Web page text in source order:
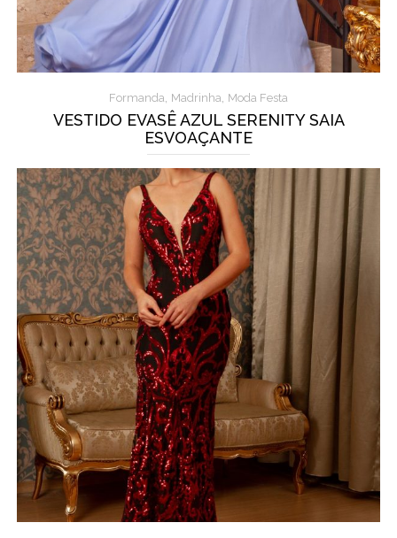
Formanda, Madrinha, Moda Festa
VESTIDO EVASÊ AZUL SERENITY SAIA
ESVOAÇANTE